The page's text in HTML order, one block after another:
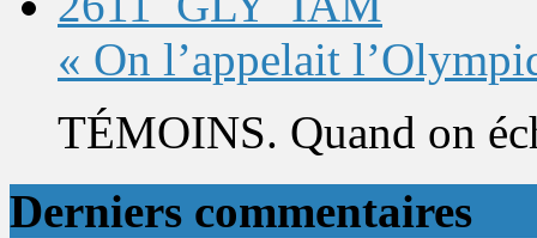
« On l’appelait
TÉMOINS. Quand on
Derniers commentaires